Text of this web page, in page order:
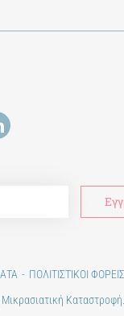
ΠΟΛΙΤΙΣΤΙΚΟΙ ΦΟΡΕΙΣ